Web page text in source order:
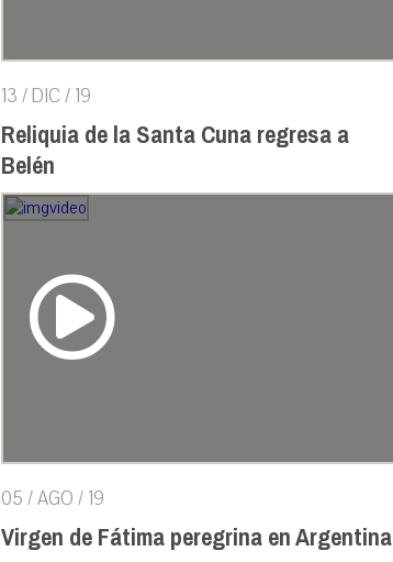
13 / DIC / 19
Reliquia de la Santa Cuna regresa a
Belén
05 / AGO / 19
Virgen de Fátima peregrina en Argentina